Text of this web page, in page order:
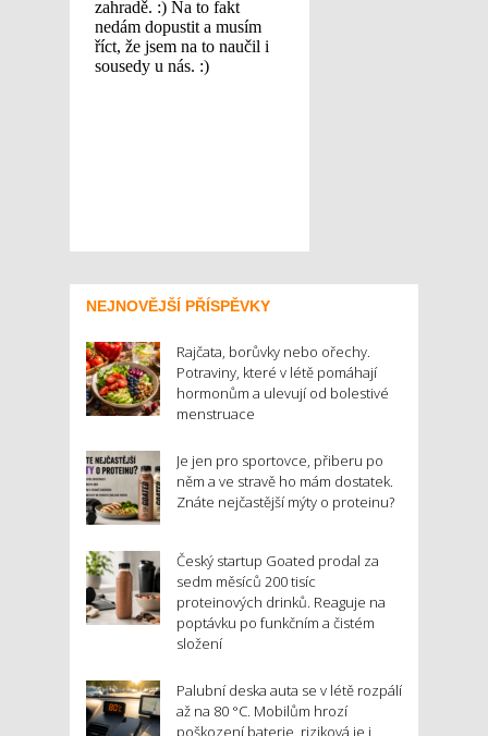
NEJNOVĚJŠÍ PŘÍSPĚVKY
Rajčata, borůvky nebo ořechy.
Potraviny, které v létě pomáhají
hormonům a ulevují od bolestivé
menstruace
Je jen pro sportovce, přiberu po
něm a ve stravě ho mám dostatek.
Znáte nejčastější mýty o proteinu?
Český startup Goated prodal za
sedm měsíců 200 tisíc
proteinových drinků. Reaguje na
poptávku po funkčním a čistém
složení
Palubní deska auta se v létě rozpálí
až na 80 °C. Mobilům hrozí
poškození baterie, riziková je i